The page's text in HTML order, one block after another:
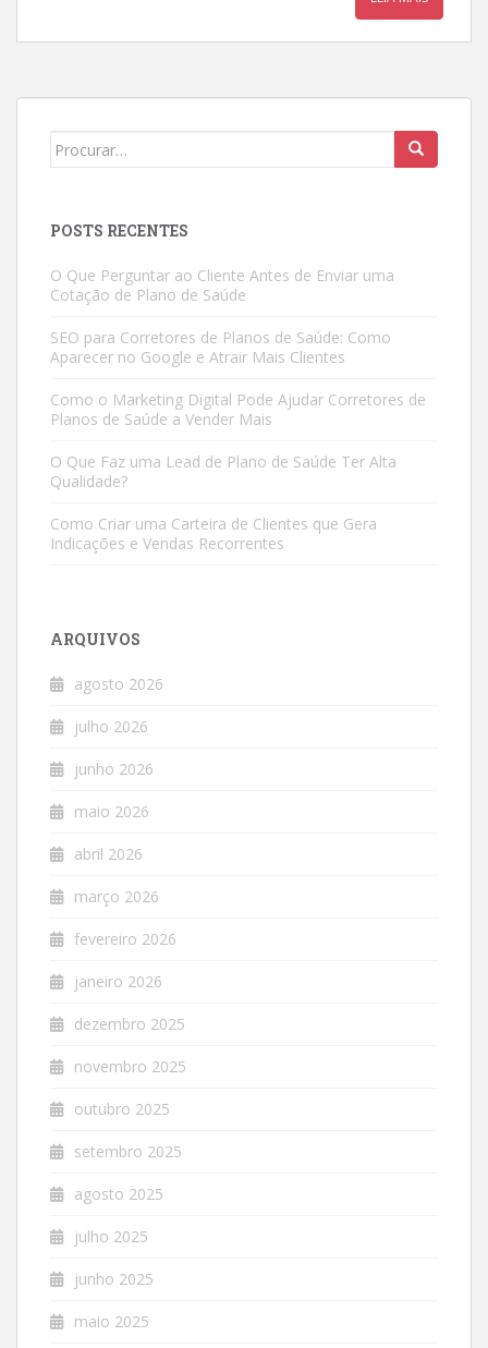
Search
POSTS RECENTES
O Que Perguntar ao Cliente Antes de Enviar uma
Cotação de Plano de Saúde
SEO para Corretores de Planos de Saúde: Como
Aparecer no Google e Atrair Mais Clientes
Como o Marketing Digital Pode Ajudar Corretores de
Planos de Saúde a Vender Mais
O Que Faz uma Lead de Plano de Saúde Ter Alta
Qualidade?
Como Criar uma Carteira de Clientes que Gera
Indicações e Vendas Recorrentes
ARQUIVOS
agosto 2026
julho 2026
junho 2026
maio 2026
abril 2026
março 2026
fevereiro 2026
janeiro 2026
dezembro 2025
novembro 2025
outubro 2025
setembro 2025
agosto 2025
julho 2025
junho 2025
maio 2025